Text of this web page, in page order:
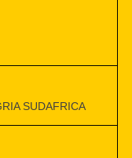
SUDAFRICA